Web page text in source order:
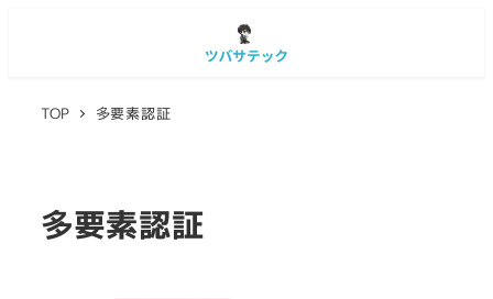
TOP 多要素認証
多要素認証